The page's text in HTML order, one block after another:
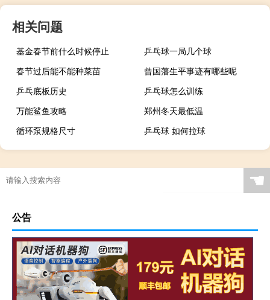
相关问题
基金春节前什么时候停止
乒乓球一局几个球
春节过后能不能种菜苗
曾国藩生平事迹有哪些呢
乒乓底板历史
乒乓球怎么训练
万能鲨鱼攻略
郑州冬天最低温
循环泵规格尺寸
乒乓球 如何拉球
☚
公告